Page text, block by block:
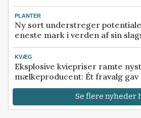
PLANTER
Ny sort understreger
eneste mark i verden af sin
KVÆG
Eksplosive kviepriser ramte
mælkeproducent: Ét fravalg gav
Se flere nyheder